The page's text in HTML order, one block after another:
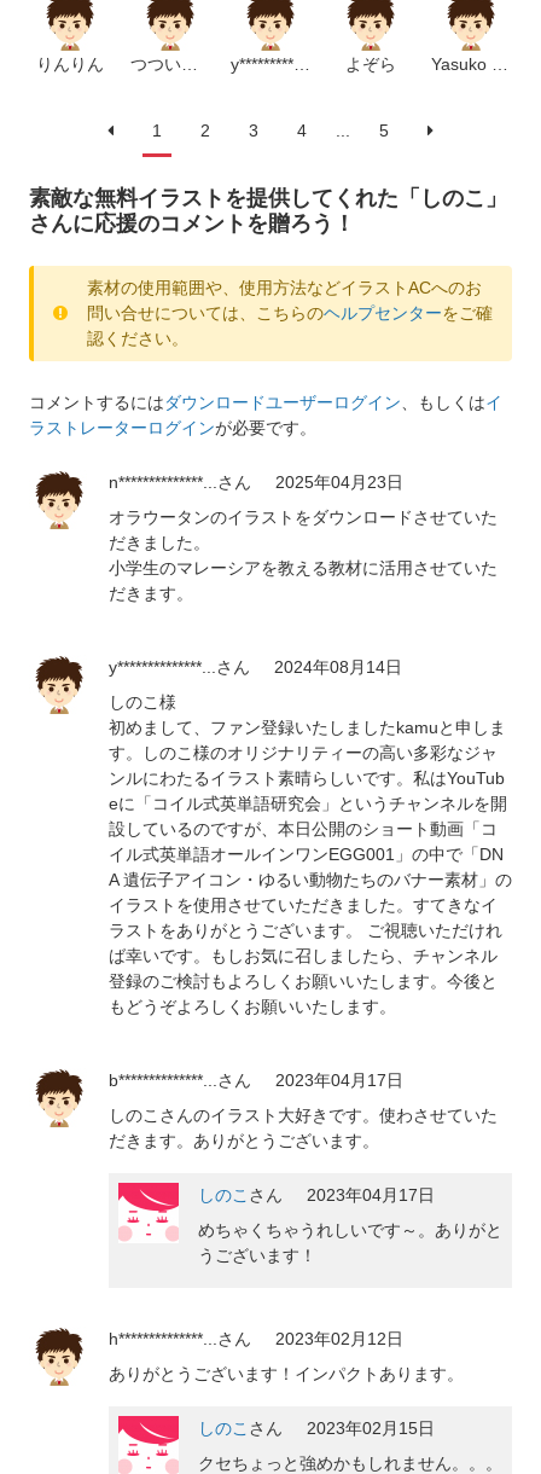
りんりん つついさん y***************************p よぞら Yasuko Inoue
1 2 3 4 5
素敵な無料イラストを提供してくれた「しのこ」
さんに応援のコメントを贈ろう！
素材の使用範囲や、使用方法などイラストACへのお
問い合せについては、こちらのヘルプセンターをご確
認ください。
コメントするにはダウンロードユーザーログイン 、もしくはイ
ラストレーターログインが必要です。
n**************... さん
2025年04月23日
オラウータンのイラストをダウンロードさせていた
だきました。
小学生のマレーシアを教える教材に活用させていた
だきます。
y**************... さん
2024年08月14日
しのこ様
初めまして、ファン登録いたしましたkamuと申しま
す。しのこ様のオリジナリティーの高い多彩なジャ
ンルにわたるイラスト素晴らしいです。私はYouTub
eに「コイル式英単語研究会」というチャンネルを開
設しているのですが、本日公開のショート動画「コ
イル式英単語オールインワンEGG001」の中で「DN
A 遺伝子アイコン・ゆるい動物たちのバナー素材」の
イラストを使用させていただきました。すてきなイ
ラストをありがとうございます。 ご視聴いただけれ
ば幸いです。もしお気に召しましたら、チャンネル
登録のご検討もよろしくお願いいたします。今後と
もどうぞよろしくお願いいたします。
b**************... さん
2023年04月17日
しのこさんのイラスト大好きです。使わさせていた
だきます。ありがとうございます。
しのこ さん
2023年04月17日
めちゃくちゃうれしいです～。ありがと
うございます！
h**************... さん
2023年02月12日
ありがとうございます！インパクトあります。
しのこ さん
2023年02月15日
クセちょっと強めかもしれません。。。